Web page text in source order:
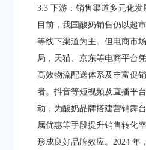
3.3 下游：销售渠道多元化发
目前，我国酸奶销售仍以超
等线下渠道为主。但电商市
局，天猫、京东等电商平台
高效物流配送体系及丰富促
者。抖音等短视频及直播平
动，为酸奶品牌搭建营销舞
属优惠等手段提升销售转化
形成良好品牌效应。2024 年